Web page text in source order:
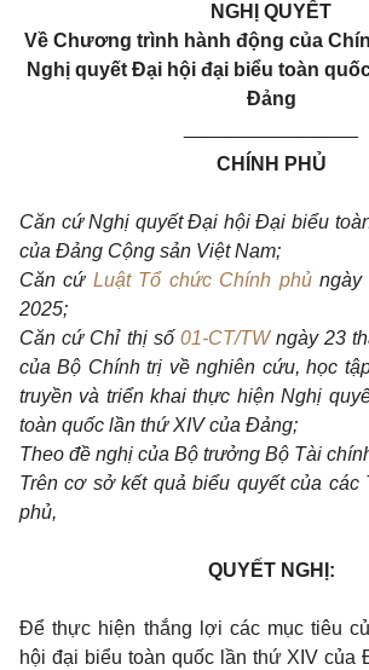
NGHỊ QUYẾT
Về Chương trình hành động của
Nghị quyết Đại hội đại biểu toàn
Đảng
CHÍNH PHỦ
Căn cứ Nghị quyết Đại hội Đại biểu
của Đảng Cộng sản Việt Nam;
Căn cứ Luật Tổ chức Chính phủngày
2025;
Căn cứ Chỉ thị số 01-CT/TWngày 23
của Bộ Chính trị về nghiên cứu, học
truyền và triển khai thực hiện Nghị
toàn quốc lần thứ XIV của Đảng;
Theo đề nghị của Bộ trưởng Bộ Tài
Trên cơ sở kết quả biểu quyết của các
phủ,
QUYẾT NGHỊ:
Để thực hiện thắng lợi các mục tiêu
hội đại biểu toàn quốc lần thứ XIV của